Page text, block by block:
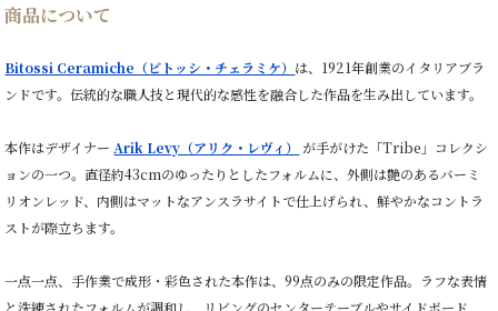
商品について
Bitossi Ceramiche（ビトッシ・チェラミケ） は、1921年創業のイタリアブラ
ンドです。伝統的な職人技と現代的な感性を融合した作品を生み出しています。
本作はデザイナー Arik Levy（アリク・レヴィ）
が手がけた「Tribe」コレクシ
ョンの一つ。直径約43cmのゆったりとしたフォルムに、外側は艶のあるバーミ
リオンレッド、内側はマットなアンスラサイトで仕上げられ、鮮やかなコントラ
ストが際立ちます。
一点一点、手作業で成形・彩色された本作は、99点のみの限定作品。ラフな表情
と洗練されたフォルムが調和し、リビングのセンターテーブルやサイドボード、